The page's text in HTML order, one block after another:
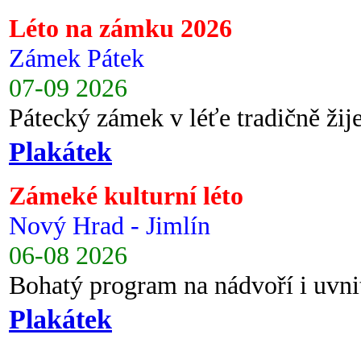
Léto na zámku 2026
Zámek Pátek
07-09 2026
Pátecký zámek v léťe tradičně
Plakátek
Zámeké kulturní léto
Nový Hrad - Jimlín
06-08 2026
Bohatý program na nádvoří i
Plakátek